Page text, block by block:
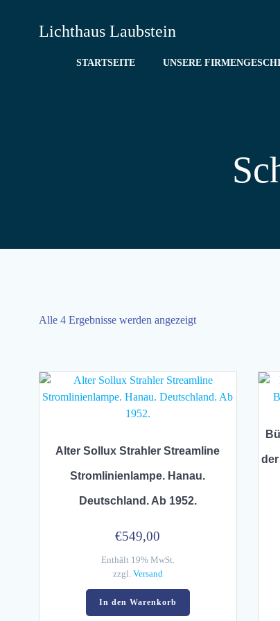
Lichthaus Laubstein
STARTSEITE UNSERE
Alle 4 Ergebnisse werden angezeigt
Alter Sollux Strahler Streamline
Stromlinienlampe. Hanau.
Deutschland. Ab 1952.
€549,00
Enthält 19% MwSt.
zzgl. Versand
In den Warenkorb